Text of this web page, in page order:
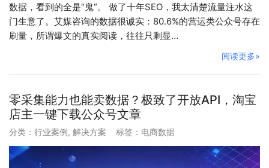
数据，看到的全是“鬼”。 做了十年SEO，我太清楚流量注水这
门生意了。艾媒咨询的数据很诚实：80.6%的营运类公众号存在
刷量，所谓爆文的真实阅读，往往只剩显…
阅读更多»
零采集能力也能卖数据？极致了开放API，淘宝
店主一键下载公众号文章
分类： 行业案例, 解决方案 标签： 电商数据